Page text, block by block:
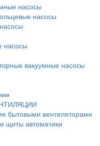
насосы
насосы
насосы
вакуумные насосы
бытовыми вентиляторами
щиты автоматики